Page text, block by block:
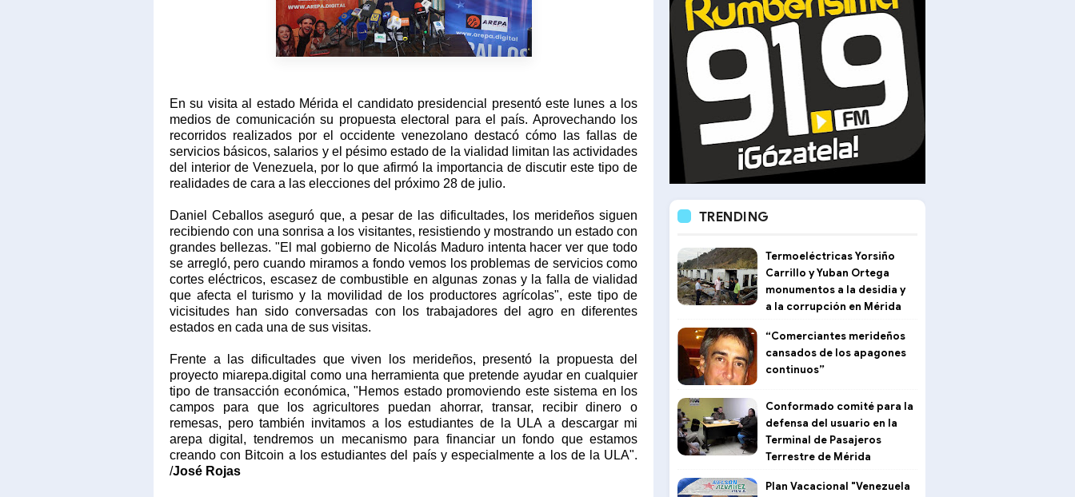
En su visita al estado Mérida el candidato presidencial presentó este lunes a los
medios de comunicación su propuesta electoral para el país. Aprovechando los
recorridos realizados por el occidente venezolano destacó cómo las fallas de
servicios básicos, salarios y el pésimo estado de la vialidad limitan las actividades
del interior de Venezuela, por lo que afirmó la importancia de discutir este tipo de
realidades de cara a las elecciones del próximo 28 de julio.
Daniel Ceballos aseguró que, a pesar de las dificultades, los merideños siguen
recibiendo con una sonrisa a los visitantes, resistiendo y mostrando un estado con
grandes bellezas. "El mal gobierno de Nicolás Maduro intenta hacer ver que todo
se arregló, pero cuando miramos a fondo vemos los problemas de servicios como
cortes eléctricos, escasez de combustible en algunas zonas y la falla de vialidad
que afecta el turismo y la movilidad de los productores agrícolas", este tipo de
vicisitudes han sido conversadas con los trabajadores del agro en diferentes
estados en cada una de sus visitas.
Frente a las dificultades que viven los merideños, presentó la propuesta del
proyecto miarepa.digital como una herramienta que pretende ayudar en cualquier
tipo de transacción económica, "Hemos estado promoviendo este sistema en los
campos para que los agricultores puedan ahorrar, transar, recibir dinero o
remesas, pero también invitamos a los estudiantes de la ULA a descargar mi
arepa digital, tendremos un mecanismo para financiar un fondo que estamos
creando con Bitcoin a los estudiantes del país y especialmente a los de la ULA".
/José Rojas
TRENDING
Termoeléctricas Yorsiño
Carrillo y Yuban Ortega
monumentos a la desidia y
a la corrupción en Mérida
“Comerciantes merideños
cansados de los apagones
continuos”
Conformado comité para la
defensa del usuario en la
Terminal de Pasajeros
Terrestre de Mérida
Plan Vacacional "Venezuela